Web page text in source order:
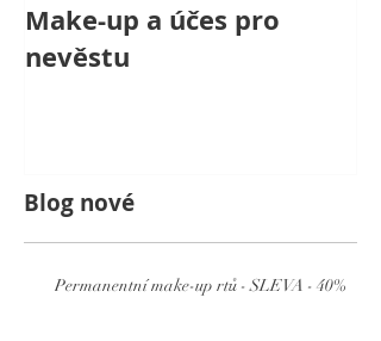
Make-up a účes pro
nevěstu
Blog nové
Permanentní make-up rtů - SLEVA - 40%